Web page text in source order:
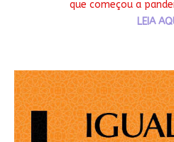
que começou a
LEIA